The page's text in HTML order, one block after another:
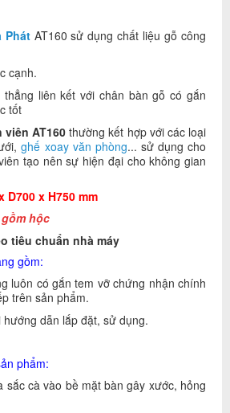
PhátAT160 sử dụng chất liệu gỗ công
cạnh.
liên kết với chân bàn gỗ có gắn
tốt
viên AT160 thường kết hợp với các loại
ghế xoay văn phòng... sử dụng cho
tạo nên sự hiện đại cho không gian
D700 x H750 mm
hộc
tiêu chuẩn nhà máy
gồm:
luôn có gắn tem vỡ chứng nhận chính
trên sản phẩm.
dẫn lắp đặt, sử dụng.
phẩm:
sắc cà vào bề mặt bàn gây xước, hỏng